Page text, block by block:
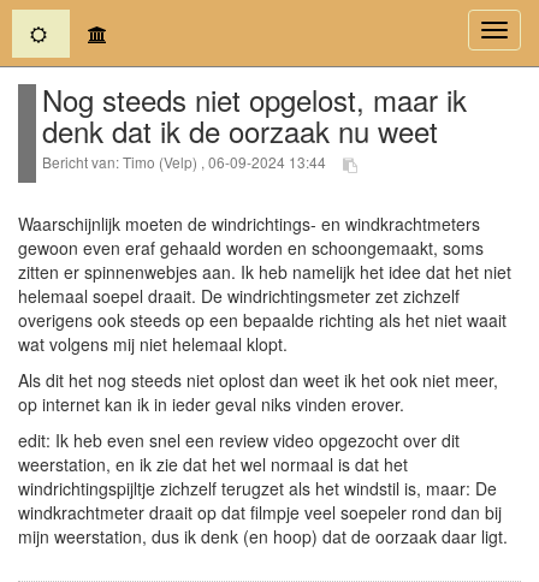
(current)
Nog steeds niet opgelost, maar ik
denk dat ik de oorzaak nu weet
Bericht van: Timo (Velp) , 06-09-2024 13:44
Waarschijnlijk moeten de windrichtings- en windkrachtmeters
gewoon even eraf gehaald worden en schoongemaakt, soms
zitten er spinnenwebjes aan. Ik heb namelijk het idee dat het niet
helemaal soepel draait. De windrichtingsmeter zet zichzelf
overigens ook steeds op een bepaalde richting als het niet waait
wat volgens mij niet helemaal klopt.
Als dit het nog steeds niet oplost dan weet ik het ook niet meer,
op internet kan ik in ieder geval niks vinden erover.
edit: Ik heb even snel een review video opgezocht over dit
weerstation, en ik zie dat het wel normaal is dat het
windrichtingspijltje zichzelf terugzet als het windstil is, maar: De
windkrachtmeter draait op dat filmpje veel soepeler rond dan bij
mijn weerstation, dus ik denk (en hoop) dat de oorzaak daar ligt.